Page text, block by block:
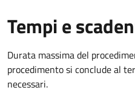
Tempi e
Durata massima del
procedimento si conclude al
necessari.